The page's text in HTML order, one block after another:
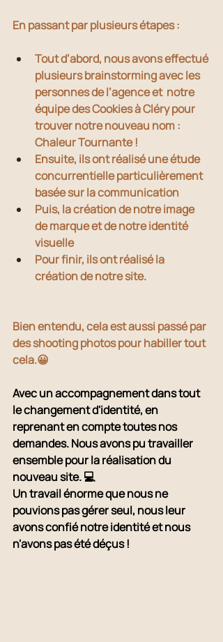
En passant par plusieurs étapes :
Tout d’abord, nous avons effectué
plusieurs brainstorming avec les
personnes de l’agence et  notre
équipe des Cookies à Cléry pour
trouver notre nouveau nom :
Chaleur Tournante !
Ensuite, ils ont réalisé une étude
concurrentielle particulièrement
basée sur la communication
Puis, la création de notre image
de marque et de notre identité
visuelle
Pour finir, ils ont réalisé la
création de notre site.
Bien entendu, cela est aussi passé par
des shooting photos pour habiller tout
cela.😀
Avec un accompagnement dans tout
le changement d'identité, en
reprenant en compte toutes nos
demandes. Nous avons pu travailler
ensemble pour la réalisation du
nouveau site. 💻
Un travail énorme que nous ne
pouvions pas gérer seul, nous leur
avons confié notre identité et nous
n'avons pas été déçus !